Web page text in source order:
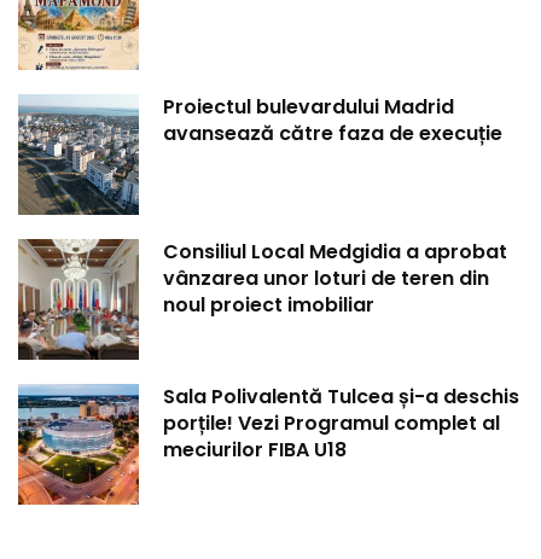
Proiectul bulevardului Madrid
avansează către faza de execuție
Consiliul Local Medgidia a aprobat
vânzarea unor loturi de teren din
noul proiect imobiliar
Sala Polivalentă Tulcea și-a deschis
porțile! Vezi Programul complet al
meciurilor FIBA U18